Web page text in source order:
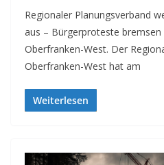
Regionaler Planungsverband
aus – Bürgerproteste
Oberfranken-West. Der
Oberfranken-West hat am
Weiterlesen